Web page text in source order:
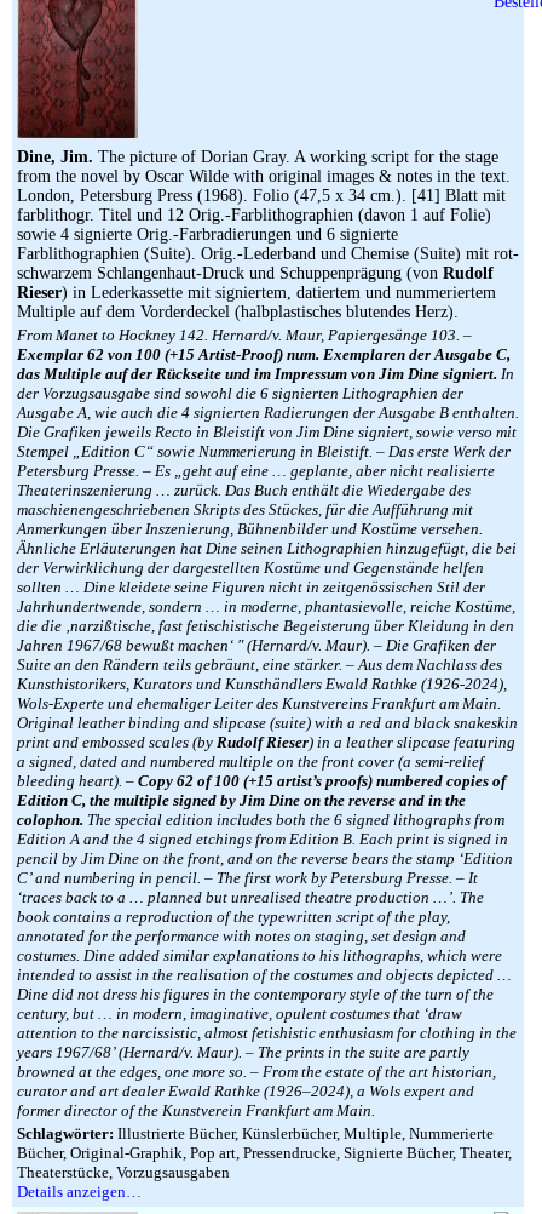
Dine, Jim. The picture of Dorian Gray. A working script for the stage
from the novel by Oscar Wilde with original images & notes in the text.
London, Petersburg Press (1968). Folio (47,5 x 34 cm.). [41] Blatt mit
farblithogr. Titel und 12 Orig.-Farblithographien (davon 1 auf Folie)
sowie 4 signierte Orig.-Farbradierungen und 6 signierte
Farblithographien (Suite). Orig.-Lederband und Chemise (Suite) mit rot-
schwarzem Schlangenhaut-Druck und Schuppenprägung (von Rudolf
Rieser) in Lederkassette mit signiertem, datiertem und nummeriertem
Multiple auf dem Vorderdeckel (halbplastisches blutendes Herz).
From Manet to Hockney 142. Hernard/v. Maur, Papiergesänge 103. –
Exemplar 62 von 100 (+15 Artist-Proof) num. Exemplaren der Ausgabe C,
das Multiple auf der Rückseite und im Impressum von Jim Dine signiert. In
der Vorzugsausgabe sind sowohl die 6 signierten Lithographien der
Ausgabe A, wie auch die 4 signierten Radierungen der Ausgabe B enthalten.
Die Grafiken jeweils Recto in Bleistift von Jim Dine signiert, sowie verso mit
Stempel „Edition C“ sowie Nummerierung in Bleistift. – Das erste Werk der
Petersburg Presse. – Es „geht auf eine … geplante, aber nicht realisierte
Theaterinszenierung … zurück. Das Buch enthält die Wiedergabe des
maschienengeschriebenen Skripts des Stückes, für die Aufführung mit
Anmerkungen über Inszenierung, Bühnenbilder und Kostüme versehen.
Ähnliche Erläuterungen hat Dine seinen Lithographien hinzugefügt, die bei
der Verwirklichung der dargestellten Kostüme und Gegenstände helfen
sollten … Dine kleidete seine Figuren nicht in zeitgenössischen Stil der
Jahrhundertwende, sondern … in moderne, phantasievolle, reiche Kostüme,
die die ‚narzißtische, fast fetischistische Begeisterung über Kleidung in den
Jahren 1967/68 bewußt machen‘ ″ (Hernard/v. Maur). – Die Grafiken der
Suite an den Rändern teils gebräunt, eine stärker. – Aus dem Nachlass des
Kunsthistorikers, Kurators und Kunsthändlers Ewald Rathke (1926-2024),
Wols-Experte und ehemaliger Leiter des Kunstvereins Frankfurt am Main.
Original leather binding and slipcase (suite) with a red and black snakeskin
print and embossed scales (by Rudolf Rieser) in a leather slipcase featuring
a signed, dated and numbered multiple on the front cover (a semi-relief
bleeding heart). – Copy 62 of 100 (+15 artist’s proofs) numbered copies of
Edition C, the multiple signed by Jim Dine on the reverse and in the
colophon. The special edition includes both the 6 signed lithographs from
Edition A and the 4 signed etchings from Edition B. Each print is signed in
pencil by Jim Dine on the front, and on the reverse bears the stamp ‘Edition
C’ and numbering in pencil. – The first work by Petersburg Presse. – It
‘traces back to a … planned but unrealised theatre production …’. The
book contains a reproduction of the typewritten script of the play,
annotated for the performance with notes on staging, set design and
costumes. Dine added similar explanations to his lithographs, which were
intended to assist in the realisation of the costumes and objects depicted …
Dine did not dress his figures in the contemporary style of the turn of the
century, but … in modern, imaginative, opulent costumes that ‘draw
attention to the narcissistic, almost fetishistic enthusiasm for clothing in the
years 1967/68’ (Hernard/v. Maur). – The prints in the suite are partly
browned at the edges, one more so. – From the estate of the art historian,
curator and art dealer Ewald Rathke (1926–2024), a Wols expert and
former director of the Kunstverein Frankfurt am Main.
Schlagwörter: Illustrierte Bücher, Künslerbücher, Multiple, Nummerierte
Bücher, Original-Graphik, Pop art, Pressendrucke, Signierte Bücher, Theater,
Theaterstücke, Vorzugsausgaben
Details anzeigen…